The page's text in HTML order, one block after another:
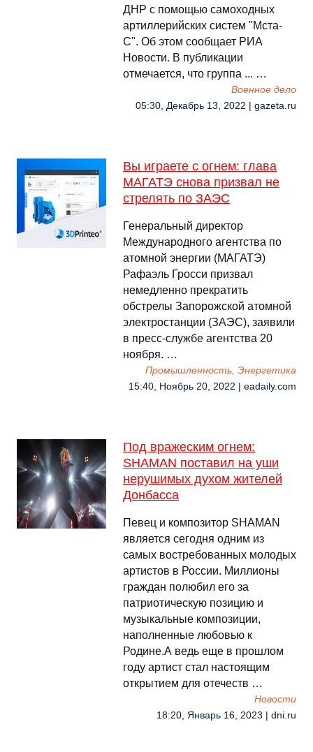
ДНР с помощью самоходных
артиллерийских систем "Мста-
С". Об этом сообщает РИА
Новости. В публикации
отмечается, что группа ... …
Военное дело
05:30, Декабрь 13, 2022 | gazeta.ru
Вы играете с огнем: глава
МАГАТЭ снова призвал не
стрелять по ЗАЭС
Генеральный директор
Международного агентства по
атомной энергии (МАГАТЭ)
Рафаэль Гросси призвал
немедленно прекратить
обстрелы Запорожской атомной
электростанции (ЗАЭС), заявили
в пресс-службе агентства 20
ноября. …
Промышленность, Энергетика
15:40, Ноябрь 20, 2022 | eadaily.com
Под вражеским огнем:
SHAMAN поставил на уши
нерушимых духом жителей
Донбасса
Певец и композитор SHAMAN
является сегодня одним из
самых востребованных молодых
артистов в России. Миллионы
граждан полюбил его за
патриотическую позицию и
музыкальные композиции,
наполненные любовью к
Родине.А ведь еще в прошлом
году артист стал настоящим
открытием для отечеств …
Новости
18:20, Январь 16, 2023 | dni.ru